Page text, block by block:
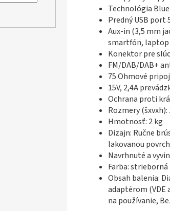
Technológia
Predný USB port
Aux-in (3,5 mm
smartfón, laptop
Konektor pre
FM/DAB/DAB+
75 Ohmové
15V, 2,4A
Ochrana proti
Rozmery (šxvxh):
Hmotnosť: 2 kg
Dizajn: Ručne
lakovanou
Navrhnuté a
Farba: strieborná
Obsah balenia:
adaptérom (VDE
na používanie,